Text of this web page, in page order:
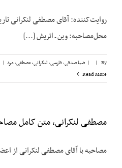
محل‌مصاحبه: وین ـ اتریش [...]
By
|
| ضیا صدقی,فارسی,لنکرانی، مصطفی,مرد |
Read More
مصطفی لنکرانی، متن کامل
مصاحبه با آقای مصطفی لنکرانی از